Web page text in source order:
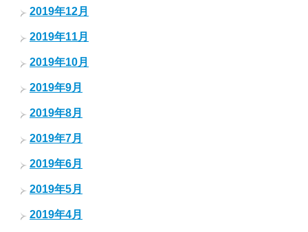
2019年12月
2019年11月
2019年10月
2019年9月
2019年8月
2019年7月
2019年6月
2019年5月
2019年4月